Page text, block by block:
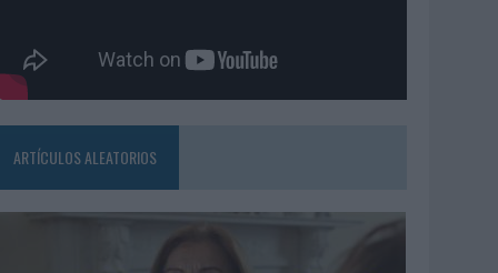
ARTÍCULOS ALEATORIOS